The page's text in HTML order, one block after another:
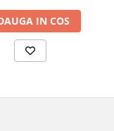
IN COS